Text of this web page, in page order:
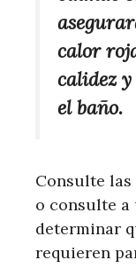
calor
calidez y
el baño.
Consulte
o consulte
determinar
requieren